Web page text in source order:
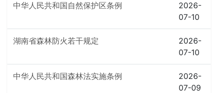
中华人民共和国自然保护区条例
2026-
07-10
湖南省森林防火若干规定
2026-
07-10
中华人民共和国森林法实施条例
2026-
07-09